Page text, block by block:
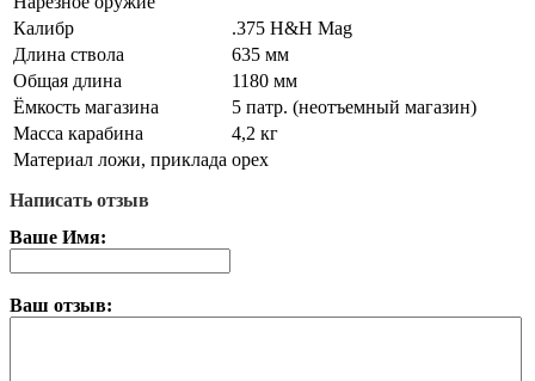
Калибр
.375 H&H Mag
Длина ствола
635 мм
Общая длина
1180 мм
Ёмкость магазина
5 патр. (неотъемный магазин)
Масса карабина
4,2 кг
Материал ложи, приклада орех
Написать отзыв
Ваше Имя:
Ваш отзыв: